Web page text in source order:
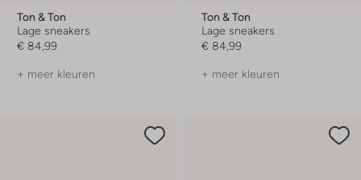
Ton & Ton
Lage sneakers
€ 84,99
+ meer kleuren
Ton & Ton
Lage sneakers
€ 84,99
+ meer kleuren